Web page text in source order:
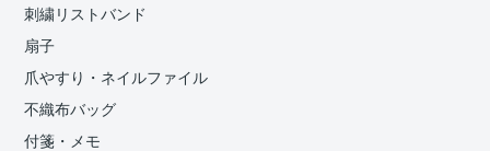
刺繍リストバンド
扇子
爪やすり・ネイルファイル
不織布バッグ
付箋・メモ